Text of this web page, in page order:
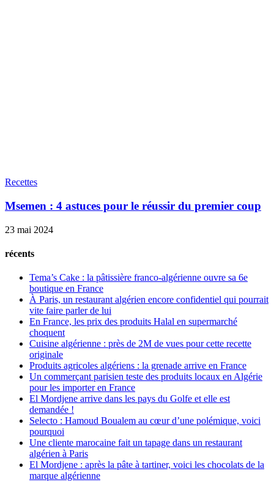
Recettes
Msemen : 4 astuces pour le réussir du premier coup
23 mai 2024
récents
Tema’s Cake : la pâtissière franco-algérienne ouvre sa 6e
boutique en France
À Paris, un restaurant algérien encore confidentiel qui pourrait
vite faire parler de lui
En France, les prix des produits Halal en supermarché
choquent
Cuisine algérienne : près de 2M de vues pour cette recette
originale
Produits agricoles algériens : la grenade arrive en France
Un commerçant parisien teste des produits locaux en Algérie
pour les importer en France
El Mordjene arrive dans les pays du Golfe et elle est
demandée !
Selecto : Hamoud Boualem au cœur d’une polémique, voici
pourquoi
Une cliente marocaine fait un tapage dans un restaurant
algérien à Paris
El Mordjene : après la pâte à tartiner, voici les chocolats de la
marque algérienne